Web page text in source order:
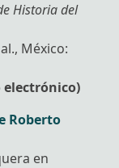
Historia del
México:
electrónico)
Roberto
en